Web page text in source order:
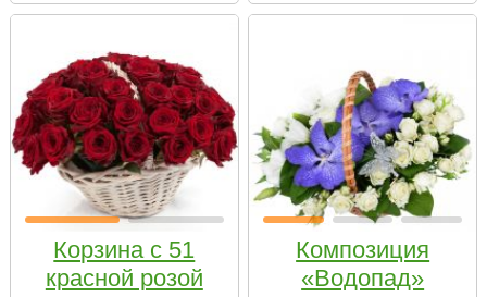
Корзина с 51
красной розой
Композиция
«Водопад»